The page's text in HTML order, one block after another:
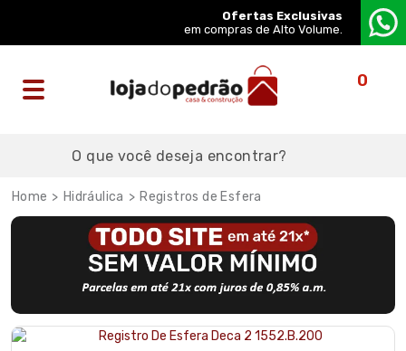
Ofertas Exclusivas
em compras de Alto Volume.
0
Hidráulica Registros de Esfera